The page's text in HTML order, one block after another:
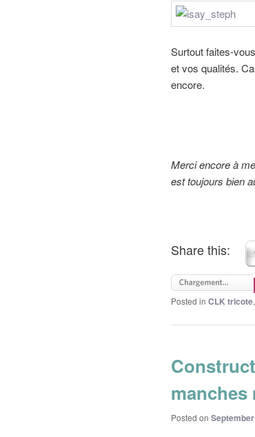
Surtout faites-
et vos qualités.
encore.
Merci encore à
est toujours bien
Share this:
Posted in CLK tricote,
manches
Posted on